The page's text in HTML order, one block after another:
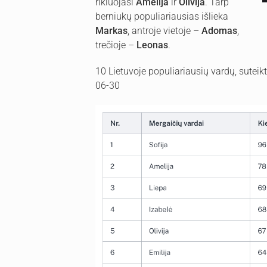
berniukų populiariausias išlieka
Markas, antroje vietoje – Adomas,
trečioje – Leonas.
10 Lietuvoje populiariausių vardų,
06-30